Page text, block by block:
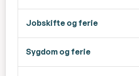
Jobskifte og ferie
Sygdom og ferie